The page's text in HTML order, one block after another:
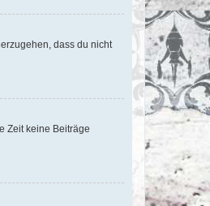
dass du nicht
Zeit keine Beiträge